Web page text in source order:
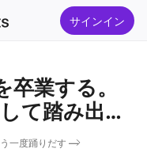
サインイン
業する。
て踏み出す
一度踊りだす ―